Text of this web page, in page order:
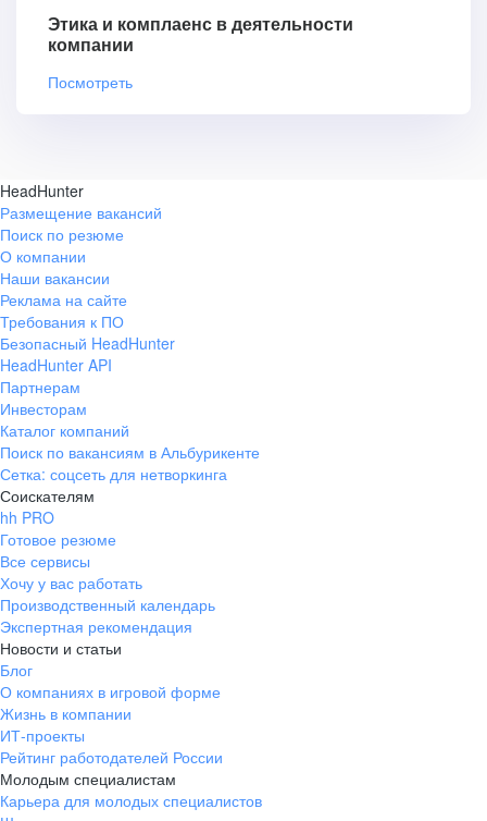
Этика и комплаенс в деятельности
компании
Посмотреть
HeadHunter
Размещение вакансий
Поиск по резюме
О компании
Наши вакансии
Реклама на сайте
Требования к ПО
Безопасный HeadHunter
HeadHunter API
Партнерам
Инвесторам
Каталог компаний
Поиск по вакансиям в Альбурикенте
Сетка: соцсеть для нетворкинга
Соискателям
hh PRO
Готовое резюме
Все сервисы
Хочу у вас работать
Производственный календарь
Экспертная рекомендация
Новости и статьи
Блог
О компаниях в игровой форме
Жизнь в компании
ИТ-проекты
Рейтинг работодателей России
Молодым специалистам
Карьера для молодых специалистов